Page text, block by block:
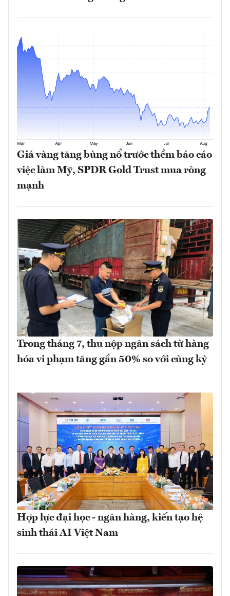
Giá vàng tăng bùng nổ trước thềm báo cáo
việc làm Mỹ, SPDR Gold Trust mua ròng
mạnh
Trong tháng 7, thu nộp ngân sách từ hàng
hóa vi phạm tăng gần 50% so với cùng kỳ
Hợp lực đại học - ngân hàng, kiến tạo hệ
sinh thái AI Việt Nam